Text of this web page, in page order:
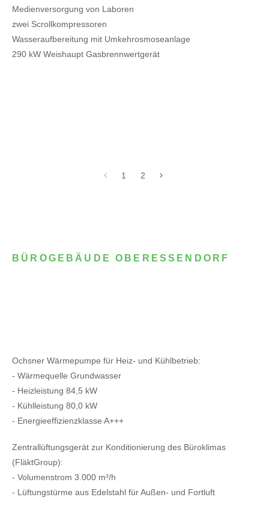
Medienversorgung von Laboren
zwei Scrollkompressoren
Wasseraufbereitung mit Umkehrosmoseanlage
290 kW Weishaupt Gasbrennwertgerät
1 2
BÜROGEBÄUDE OBERESSENDORF
Ochsner Wärmepumpe für Heiz- und Kühlbetrieb:
- Wärmequelle Grundwasser
- Heizleistung 84,5 kW
- Kühlleistung 80,0 kW
- Energieeffizienzklasse A+++
Zentrallüftungsgerät zur Konditionierung des Büroklimas
(FläktGroup):
- Volumenstrom 3.000 m³/h
- Lüftungstürme aus Edelstahl für Außen- und Fortluft